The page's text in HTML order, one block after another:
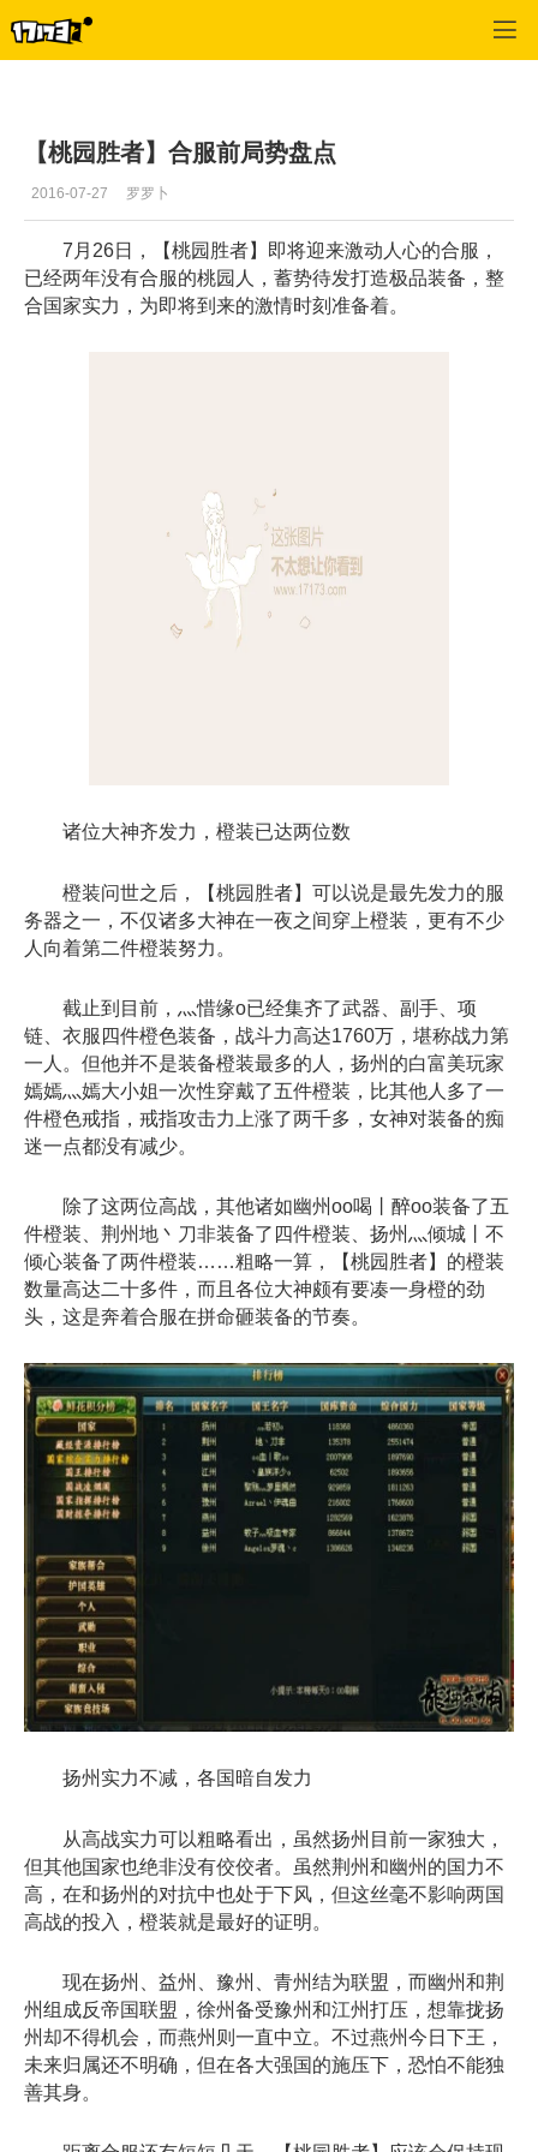
【桃园胜者】合服前局势盘点
2016-07-27 罗罗卜
7月26日，【桃园胜者】即将迎来激动人心的合服，
已经两年没有合服的桃园人，蓄势待发打造极品装备，整
合国家实力，为即将到来的激情时刻准备着。
诸位大神齐发力，橙装已达两位数
橙装问世之后，【桃园胜者】可以说是最先发力的服
务器之一，不仅诸多大神在一夜之间穿上橙装，更有不少
人向着第二件橙装努力。
截止到目前，灬惜缘o已经集齐了武器、副手、项
链、衣服四件橙色装备，战斗力高达1760万，堪称战力第
一人。但他并不是装备橙装最多的人，扬州的白富美玩家
嫣嫣灬嫣大小姐一次性穿戴了五件橙装，比其他人多了一
件橙色戒指，戒指攻击力上涨了两千多，女神对装备的痴
迷一点都没有减少。
除了这两位高战，其他诸如幽州oo喝丨醉oo装备了五
件橙装、荆州地丶刀非装备了四件橙装、扬州灬倾城丨不
倾心装备了两件橙装……粗略一算，【桃园胜者】的橙装
数量高达二十多件，而且各位大神颇有要凑一身橙的劲
头，这是奔着合服在拼命砸装备的节奏。
扬州实力不减，各国暗自发力
从高战实力可以粗略看出，虽然扬州目前一家独大，
但其他国家也绝非没有佼佼者。虽然荆州和幽州的国力不
高，在和扬州的对抗中也处于下风，但这丝毫不影响两国
高战的投入，橙装就是最好的证明。
现在扬州、益州、豫州、青州结为联盟，而幽州和荆
州组成反帝国联盟，徐州备受豫州和江州打压，想靠拢扬
州却不得机会，而燕州则一直中立。不过燕州今日下王，
未来归属还不明确，但在各大强国的施压下，恐怕不能独
善其身。